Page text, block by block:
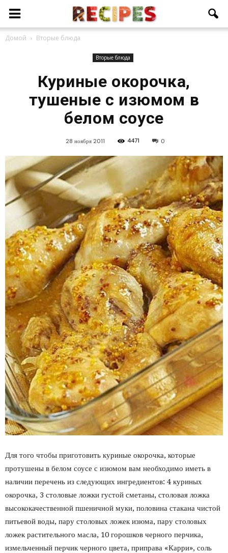
Домой Вторые блюда
Вторые блюда
Куриные окорочка,
тушеные с изюмом в
белом соусе
28 ноября 2011 4471 0
Для того чтобы приготовить куриные окорочка, которые
протушены в белом соусе с изюмом вам необходимо иметь в
наличии перечень из следующих ингредиентов: 4 куриных
окорочка, 3 столовые ложки густой сметаны, столовая ложка
высококачественной пшеничной муки, половина стакана чистой
питьевой воды, пару столовых ложек изюма, пару столовых
ложек растительного масла, 10 горошков черного перчика,
измельченный перчик черного цвета, приправа «Карри», соль